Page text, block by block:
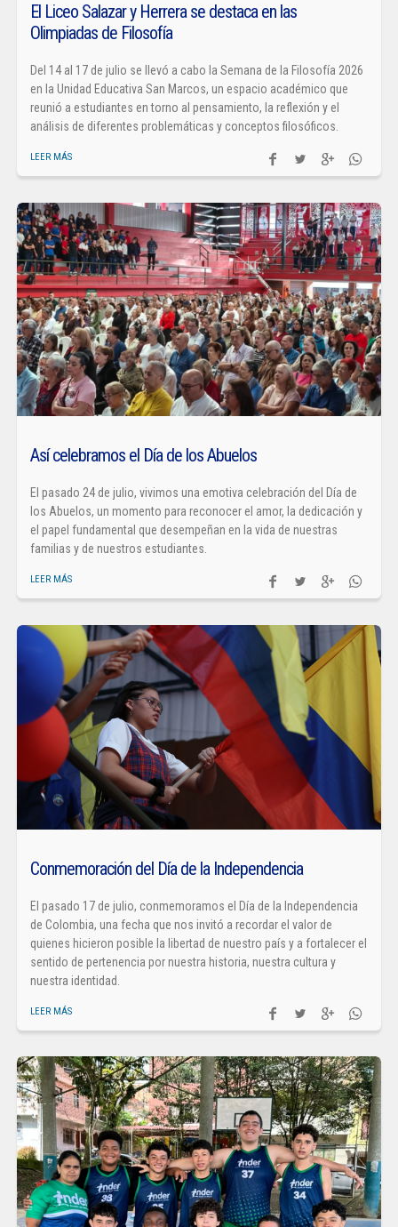
El Liceo Salazar y Herrera se destaca en las
Olimpiadas de Filosofía
Del 14 al 17 de julio se llevó a cabo la Semana de la Filosofía 2026
en la Unidad Educativa San Marcos, un espacio académico que
reunió a estudiantes en torno al pensamiento, la reflexión y el
análisis de diferentes problemáticas y conceptos filosóficos.
LEER MÁS
Así celebramos el Día de los Abuelos
El pasado 24 de julio, vivimos una emotiva celebración del Día de
los Abuelos, un momento para reconocer el amor, la dedicación y
el papel fundamental que desempeñan en la vida de nuestras
familias y de nuestros estudiantes.
LEER MÁS
Conmemoración del Día de la Independencia
El pasado 17 de julio, conmemoramos el Día de la Independencia
de Colombia, una fecha que nos invitó a recordar el valor de
quienes hicieron posible la libertad de nuestro país y a fortalecer el
sentido de pertenencia por nuestra historia, nuestra cultura y
nuestra identidad.
LEER MÁS